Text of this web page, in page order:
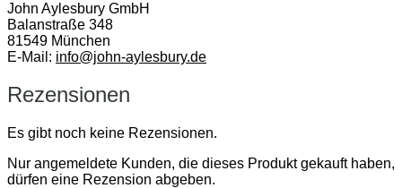
John Aylesbury GmbH
Balanstraße 348
81549 München
E-Mail: info@john-aylesbury.de
Rezensionen
Es gibt noch keine Rezensionen.
Nur angemeldete Kunden, die dieses Produkt gekauft haben,
dürfen eine Rezension abgeben.